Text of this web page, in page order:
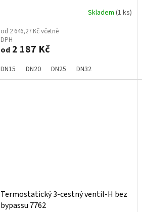
Skladem (1 ks)
od 2 646,27 Kč včetně
DPH
od 2 187 Kč
DN15 DN20 DN25 DN32
Termostatický 3-cestný ventil-H bez
bypassu 7762